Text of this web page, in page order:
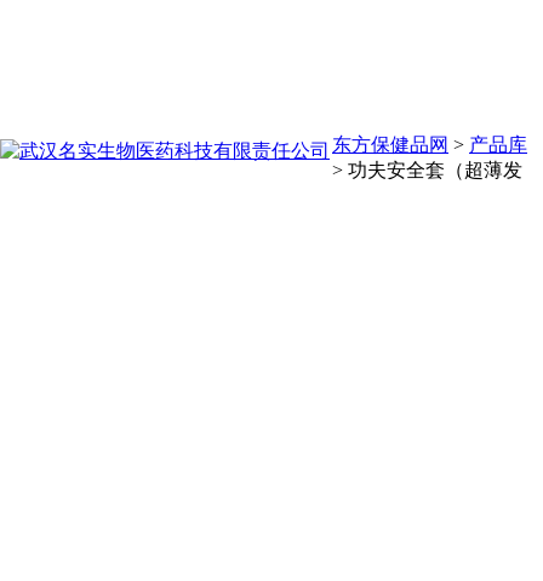
东方保健品网 > 产品库
> 功夫安全套（超薄发